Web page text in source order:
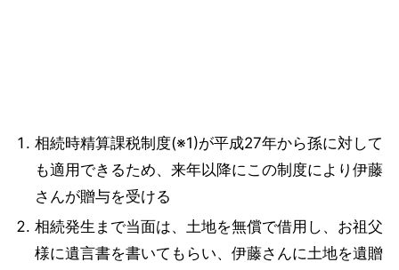
相続時精算課税制度(※1)が平成27年から孫に対して
も適用できるため、来年以降にこの制度により伊藤
さんが贈与を受ける
相続発生まで当面は、土地を無償で借用し、お祖父
様に遺言書を書いてもらい、伊藤さんに土地を遺贈